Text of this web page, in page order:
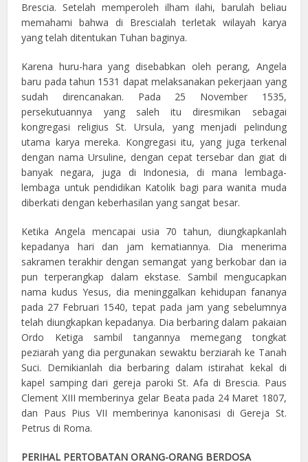
Brescia. Setelah memperoleh ilham ilahi, barulah beliau
memahami bahwa di Brescialah terletak wilayah karya
yang telah ditentukan Tuhan baginya.
Karena huru-hara yang disebabkan oleh perang, Angela
baru pada tahun 1531 dapat melaksanakan pekerjaan yang
sudah direncanakan. Pada 25 November 1535,
persekutuannya yang saleh itu diresmikan sebagai
kongregasi religius St. Ursula, yang menjadi pelindung
utama karya mereka. Kongregasi itu, yang juga terkenal
dengan nama Ursuline, dengan cepat tersebar dan giat di
banyak negara, juga di Indonesia, di mana lembaga-
lembaga untuk pendidikan Katolik bagi para wanita muda
diberkati dengan keberhasilan yang sangat besar.
Ketika Angela mencapai usia 70 tahun, diungkapkanlah
kepadanya hari dan jam kematiannya. Dia menerima
sakramen terakhir dengan semangat yang berkobar dan ia
pun terperangkap dalam ekstase. Sambil mengucapkan
nama kudus Yesus, dia meninggalkan kehidupan fananya
pada 27 Februari 1540, tepat pada jam yang sebelumnya
telah diungkapkan kepadanya. Dia berbaring dalam pakaian
Ordo Ketiga sambil tangannya memegang tongkat
peziarah yang dia pergunakan sewaktu berziarah ke Tanah
Suci. Demikianlah dia berbaring dalam istirahat kekal di
kapel samping dari gereja paroki St. Afa di Brescia. Paus
Clement XIII memberinya gelar Beata pada 24 Maret 1807,
dan Paus Pius VII memberinya kanonisasi di Gereja St.
Petrus di Roma.
PERIHAL PERTOBATAN ORANG-ORANG BERDOSA